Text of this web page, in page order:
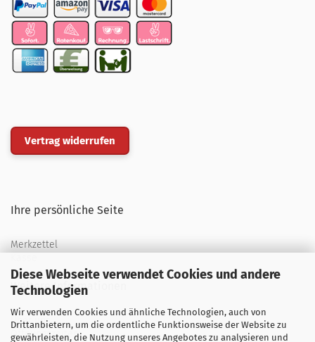
Diese Webseite verwendet Cookies und andere
Technologien
Wir verwenden Cookies und ähnliche Technologien, auch von
Drittanbietern, um die ordentliche Funktionsweise der Website zu
gewährleisten, die Nutzung unseres Angebotes zu analysieren und
Vertrag widerrufen
Ihre persönliche Seite
Merkzettel
Weitere Informationen
Über uns
Öffnungszeiten